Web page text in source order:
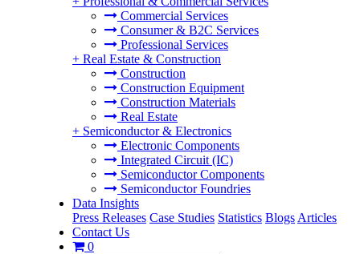
Commercial Services
Consumer & B2C Services
Professional Services
+ Real Estate & Construction
Construction
Construction Equipment
Construction Materials
Real Estate
+ Semiconductor & Electronics
Electronic Components
Integrated Circuit (IC)
Semiconductor Components
Semiconductor Foundries
Data Insights
Press Releases Case Studies Statistics Blogs Articles
Contact Us
0